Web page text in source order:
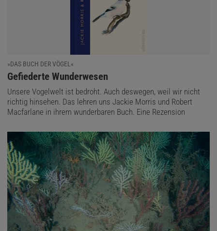
»DAS BUCH DER VÖGEL«
:
Gefiederte Wunderwesen
Unsere Vogelwelt ist bedroht. Auch deswegen, weil wir nicht
richtig hinsehen. Das lehren uns Jackie Morris und Robert
Macfarlane in ihrem wunderbaren Buch. Eine Rezension